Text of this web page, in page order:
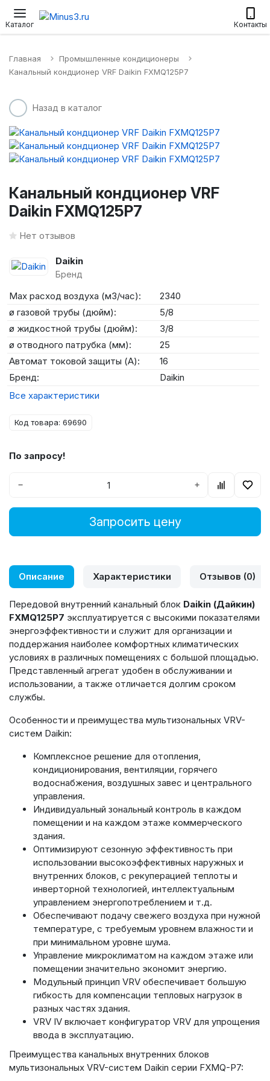
Каталог Контакты
Настенные сплит-системы
Главная
Промышленные кондиционеры
Канальный кондционер VRF Daikin FXMQ125P7
Назад в каталог
Канальный кондционер VRF
Daikin FXMQ125P7
Нет отзывов
Daikin
Бренд
Max расход воздуха (м3/час):
2340
ø газовой трубы (дюйм):
5/8
ø жидкостной трубы (дюйм):
3/8
ø отводного патрубка (мм):
25
Автомат токовой защиты (А):
16
Бренд:
Daikin
Все характеристики
Код товара: 69690
По запросу!
− +
Запросить цену
Описание Характеристики Отзывов (0)
Передовой внутренний канальный блок Daikin (Дайкин)
FXMQ125P7 эксплуатируется с высокими показателями
энергоэффективности и служит для организации и
поддержания наиболее комфортных климатических
условиях в различных помещениях с большой площадью.
Представленный агрегат удобен в обслуживании и
использовании, а также отличается долгим сроком
службы.
Особенности и преимущества мультизональных VRV-
систем Daikin:
Комплексное решение для отопления,
кондиционирования, вентиляции, горячего
водоснабжения, воздушных завес и центрального
управления.
Индивидуальный зональный контроль в каждом
помещении и на каждом этаже коммерческого
здания.
Оптимизируют сезонную эффективность при
использовании высокоэффективных наружных и
внутренних блоков, с рекуперацией теплоты и
инверторной технологией, интеллектуальным
управлением энергопотреблением и т.д.
Обеспечивают подачу свежего воздуха при нужной
температуре, с требуемым уровнем влажности и
при минимальном уровне шума.
Управление микроклиматом на каждом этаже или
помещении значительно экономит энергию.
Модульный принцип VRV обеспечивает большую
гибкость для компенсации тепловых нагрузок в
разных частях здания.
VRV IV включает конфигуратор VRV для упрощения
ввода в эксплуатацию.
Преимущества канальных внутренних блоков
мультизональных VRV-систем Daikin серии FXMQ-P7: